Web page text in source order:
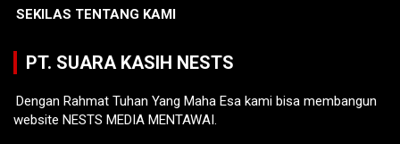
SEKILAS TENTANG KAMI
PT. SUARA KASIH NESTS
Dengan Rahmat Tuhan Yang Maha Esa kami bisa membangun
website NESTS MEDIA MENTAWAI.